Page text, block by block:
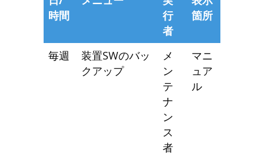
時間
行
者
箇所
毎週
装置SWのバッ
クアップ
メ
ン
テ
ナ
ン
ス
者
マニ
ュア
ル